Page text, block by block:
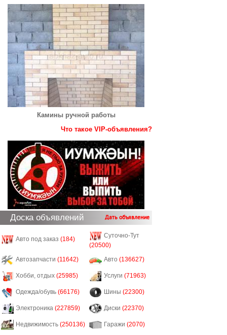
Камины ручной работы
Что такое VIP-объявления?
Доска объявлений Дать объявление
Авто под заказ (184)
Суточно-Тут
(20500)
Автозапчасти (11642) Авто (136627)
Хобби, отдых (25985) Услуги (71963)
Одежда/обувь (66176) Шины (22300)
Электроника (227859) Диски (22370)
Недвижимость (250136) Гаражи (2070)